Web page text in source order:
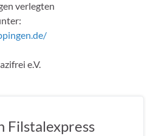
verlegten
e.V.
Filstalexpress